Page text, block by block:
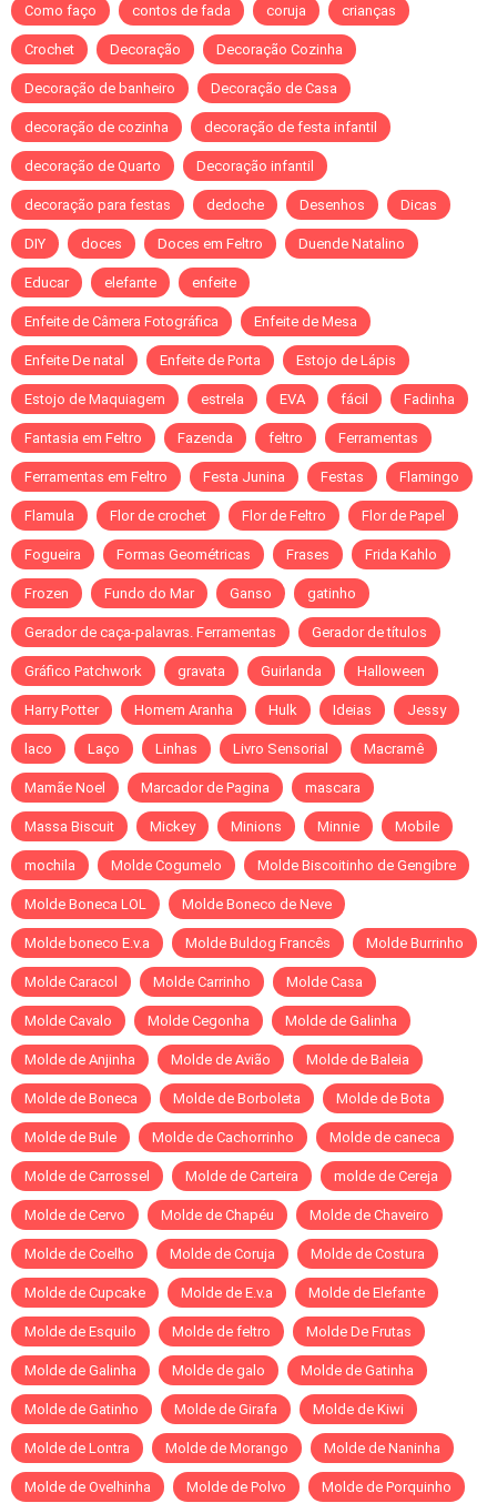
Como faço contos de fada coruja crianças
Crochet Decoração Decoração Cozinha
Decoração de banheiro Decoração de Casa
decoração de cozinha decoração de festa infantil
decoração de Quarto Decoração infantil
decoração para festas dedoche Desenhos Dicas
DIY doces Doces em Feltro Duende Natalino
Educar elefante enfeite
Enfeite de Câmera Fotográfica Enfeite de Mesa
Enfeite De natal Enfeite de Porta Estojo de Lápis
Estojo de Maquiagem estrela EVA fácil Fadinha
Fantasia em Feltro Fazenda feltro Ferramentas
Ferramentas em Feltro Festa Junina Festas Flamingo
Flamula Flor de crochet Flor de Feltro Flor de Papel
Fogueira Formas Geométricas Frases Frida Kahlo
Frozen Fundo do Mar Ganso gatinho
Gerador de caça-palavras. Ferramentas Gerador de títulos
Gráfico Patchwork gravata Guirlanda Halloween
Harry Potter Homem Aranha Hulk Ideias Jessy
laco Laço Linhas Livro Sensorial Macramê
Mamãe Noel Marcador de Pagina mascara
Massa Biscuit Mickey Minions Minnie Mobile
mochila Molde Cogumelo Molde Biscoitinho de Gengibre
Molde Boneca LOL Molde Boneco de Neve
Molde boneco E.v.a Molde Buldog Francês Molde Burrinho
Molde Caracol Molde Carrinho Molde Casa
Molde Cavalo Molde Cegonha Molde de Galinha
Molde de Anjinha Molde de Avião Molde de Baleia
Molde de Boneca Molde de Borboleta Molde de Bota
Molde de Bule Molde de Cachorrinho Molde de caneca
Molde de Carrossel Molde de Carteira molde de Cereja
Molde de Cervo Molde de Chapéu Molde de Chaveiro
Molde de Coelho Molde de Coruja Molde de Costura
Molde de Cupcake Molde de E.v.a Molde de Elefante
Molde de Esquilo Molde de feltro Molde De Frutas
Molde de Galinha Molde de galo Molde de Gatinha
Molde de Gatinho Molde de Girafa Molde de Kiwi
Molde de Lontra Molde de Morango Molde de Naninha
Molde de Ovelhinha Molde de Polvo Molde de Porquinho